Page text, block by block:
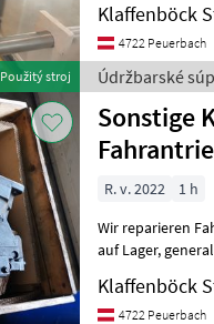
Použitý stroj
Klaffenböck
4722 Peuerbach
Údržbarské
Sonstige
R. v. 2022
1 h
Wir reparieren
auf Lager, generalüberholt und geprüft Údržbarské súpravy a
Klaffenböck
4722 Peuerbach